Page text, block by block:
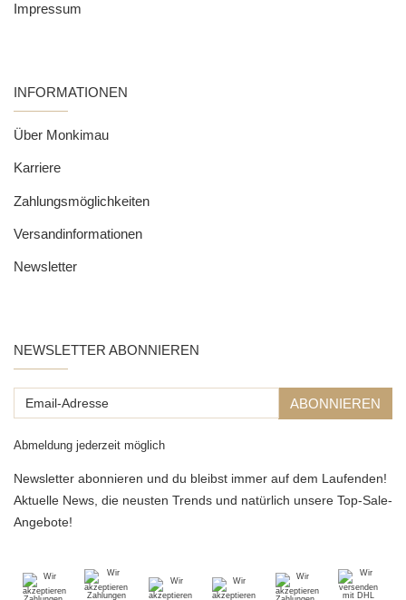
Impressum
INFORMATIONEN
Über Monkimau
Karriere
Zahlungsmöglichkeiten
Versandinformationen
Newsletter
NEWSLETTER ABONNIEREN
Email-
ABONNIEREN
Abmeldung jederzeit möglich
Newsletter abonnieren und du bleibst immer auf dem Laufenden!
Aktuelle News, die neusten Trends und natürlich unsere Top-Sale-
Angebote!